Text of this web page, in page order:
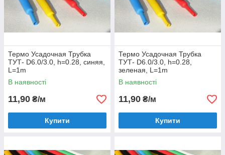
Термо Усадочная Трубка
ТУТ- D6.0/3.0, h=0.28, синяя,
L=1m
В наявності
11,90 ₴/м
Купити
Термо Усадочная Трубка
ТУТ- D6.0/3.0, h=0.28,
зеленая, L=1m
В наявності
11,90 ₴/м
Купити